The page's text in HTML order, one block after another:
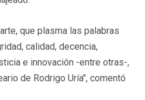
que plasma las palabras
calidad, decencia,
e innovación -entre otras-,
de Rodrigo Uría", comentó